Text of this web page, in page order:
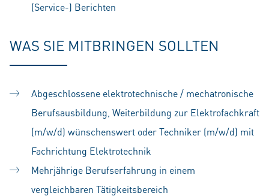
(Service-) Berichten
WAS SIE MITBRINGEN SOLLTEN
Abgeschlossene elektrotechnische / mechatronische
Berufsausbildung, Weiterbildung zur Elektrofachkraft
(m/w/d) wünschenswert oder Techniker (m/w/d) mit
Fachrichtung Elektrotechnik
Mehrjährige Berufserfahrung in einem
vergleichbaren Tätigkeitsbereich